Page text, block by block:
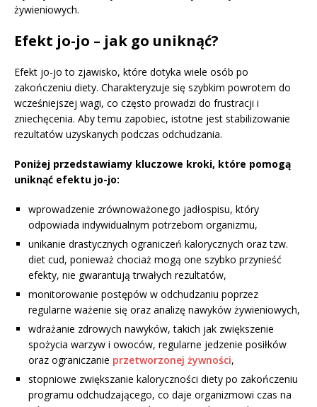
żywieniowych.
Efekt jo-jo – jak go uniknąć?
Efekt jo-jo to zjawisko, które dotyka wiele osób po
zakończeniu diety. Charakteryzuje się szybkim powrotem do
wcześniejszej wagi, co często prowadzi do frustracji i
zniechęcenia. Aby temu zapobiec, istotne jest stabilizowanie
rezultatów uzyskanych podczas odchudzania.
Poniżej przedstawiamy kluczowe kroki, które pomogą
uniknąć efektu jo-jo:
wprowadzenie zrównoważonego jadłospisu, który
odpowiada indywidualnym potrzebom organizmu,
unikanie drastycznych ograniczeń kalorycznych oraz tzw.
diet cud, ponieważ chociaż mogą one szybko przynieść
efekty, nie gwarantują trwałych rezultatów,
monitorowanie postępów w odchudzaniu poprzez
regularne ważenie się oraz analizę nawyków żywieniowych,
wdrażanie zdrowych nawyków, takich jak zwiększenie
spożycia warzyw i owoców, regularne jedzenie posiłków
oraz ograniczanie przetworzonej żywności,
stopniowe zwiększanie kaloryczności diety po zakończeniu
programu odchudzającego, co daje organizmowi czas na